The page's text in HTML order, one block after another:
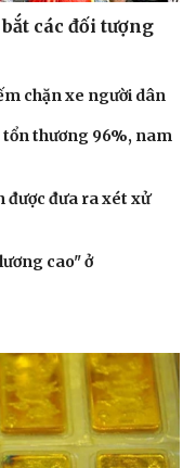
các đối tượng
chặn xe người dân
thương 96%, nam
được đưa ra xét xử
cao" ở